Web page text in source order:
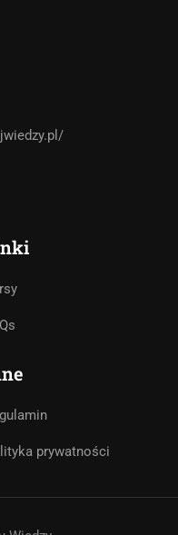
prywatności
Ci pomóc?